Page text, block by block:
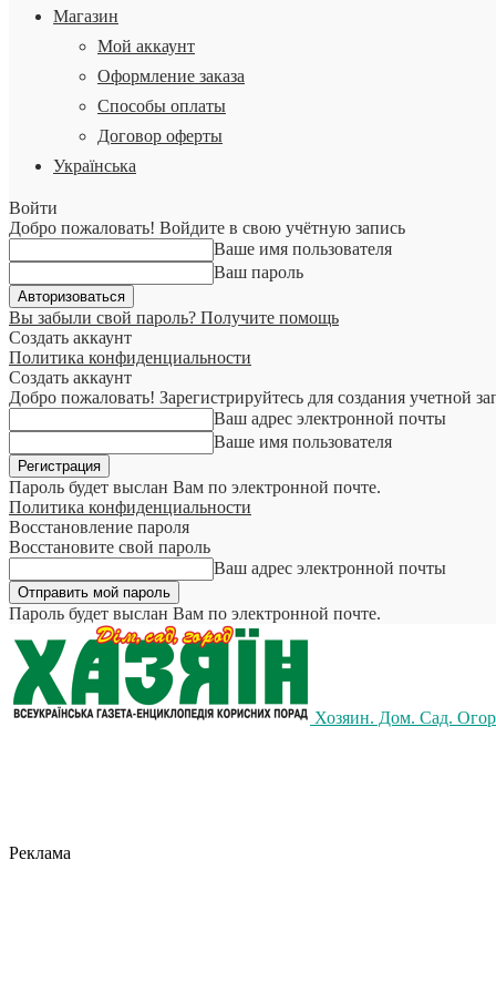
Магазин
Мой аккаунт
Оформление заказа
Способы оплаты
Договор оферты
Українська
Войти
Добро пожаловать! Войдите в свою учётную запись
Ваше имя пользователя
Ваш пароль
Вы забыли свой пароль? Получите помощь
Создать аккаунт
Политика конфиденциальности
Создать аккаунт
Добро пожаловать! Зарегистрируйтесь для создания учетной
Ваш адрес электронной почты
Ваше имя пользователя
Пароль будет выслан Вам по электронной почте.
Политика конфиденциальности
Восстановление пароля
Восстановите свой пароль
Ваш адрес электронной почты
Пароль будет выслан Вам по электронной почте.
Хозяин. Дом. Сад.
Реклама